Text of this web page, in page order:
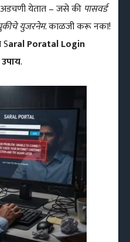
येतात – जसे की पासवर्ड
युजरनेम. काळजी करू नका!
aral Poratal Login
.